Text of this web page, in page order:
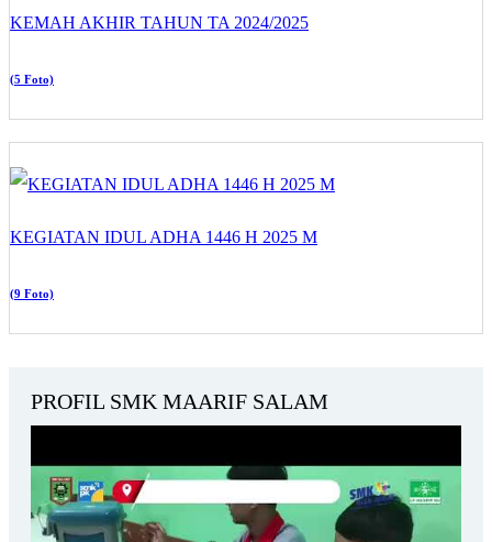
KEMAH AKHIR TAHUN TA 2024/2025
(5 Foto)
KEGIATAN IDUL ADHA 1446 H 2025 M
(9 Foto)
PROFIL SMK MAARIF SALAM